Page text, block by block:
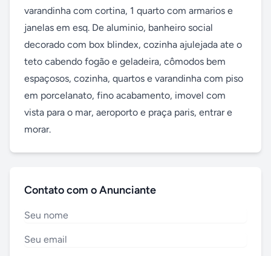
varandinha com cortina, 1 quarto com armarios e
janelas em esq. De aluminio, banheiro social
decorado com box blindex, cozinha ajulejada ate o
teto cabendo fogão e geladeira, cômodos bem
espaçosos, cozinha, quartos e varandinha com piso
em porcelanato, fino acabamento, imovel com
vista para o mar, aeroporto e praça paris, entrar e
morar.
Contato com o Anunciante